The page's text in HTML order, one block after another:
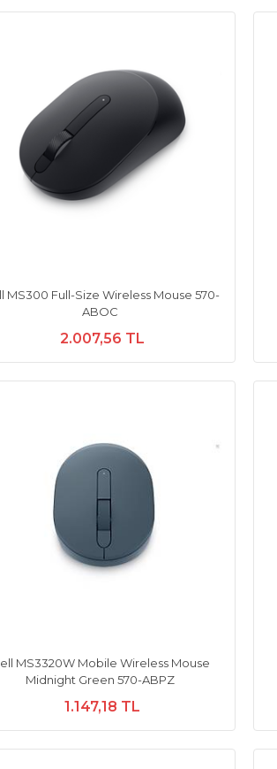
MS300 Full-Size Wireless Mouse 570-
ABOC
2.007,56 TL
MS3320W Mobile Wireless Mouse
Midnight Green 570-ABPZ
1.147,18 TL